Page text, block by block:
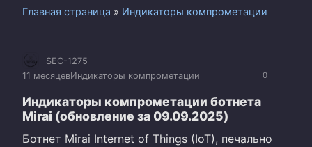
Главная страница » Индикаторы компрометации
0
SEC-1275
11 месяцевИндикаторы компрометации
Индикаторы компрометации ботнета
Mirai (обновление за 09.09.2025)
Ботнет Mirai Internet of Things (IoT), печально